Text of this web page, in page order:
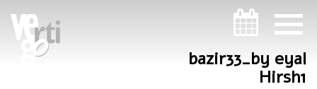
bazir33_by eyal
Hirsh1